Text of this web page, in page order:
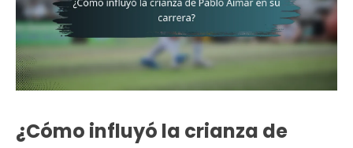
¿Cómo influyó la crianza de